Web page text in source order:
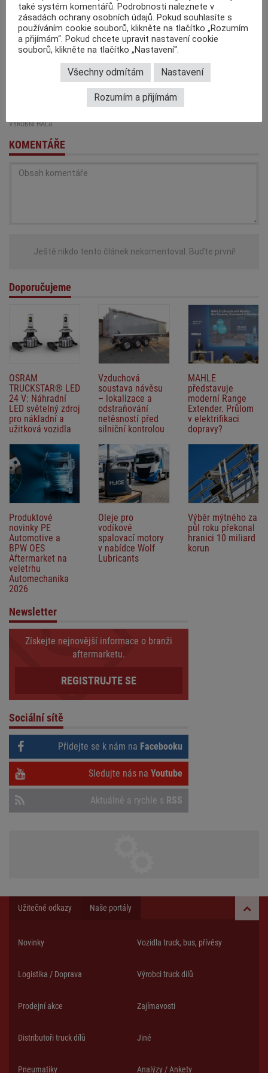
Author:MaK
Journalist at TruckFocus.cz
Recently added: Co zkontrolovat před koupí a…
ZDROJ: Tisková zpráva AGC Automotive Czech
VÝROBNÍ HALA
KOMENTÁŘE
EU neodpovídá za informace zveřejněné v komentářích, snaží se však
Ještě nikdo tento článek nekomentoval. Buďte první!
Doporučujeme
OSRAM
TRUCKSTAR® LED
24 V: Náhradní
LED světelný zdroj
pro nákladní a
užitková vozidla
Vzduchová
soustava návěsu
– lokalizace a
odstraňování
netěsností před
silniční kontrolou
MAHLE
představuje
moderní Range
Extender. Průlom
v elektrifikaci
dopravy?
Produktové
novinky PE
Automotive a
BPW OES
Aftermarket na
veletrhu
Automechanika
2026
Oleje pro
vodíkové
spalovací motory
v nabídce Wolf
Lubricants
Výběr mýtného za
půl roku překonal
hranici 10 miliard
korun
Newsletter
Získejte nejnovější informace o branži
aftermarketu.
REGISTRUJTE SE
Sociální sítě
Přidejte se k nám na Facebooku
Sledujte nás na Youtube
Aktuálně a rychle s RSS
Užitečné odkazy Naše portály
Novinky Vozidla truck, bus, přívěsy
Logistika / Doprava Výrobci truck dílů
Prodejní akce Zajímavosti
Distributoři truck dílů Jiné
Pneumatiky Analýzy / Ankety
také systém komentářů. Podrobnosti naleznete v
zásadách ochrany osobních údajů. Pokud souhlasíte s
používáním cookie souborů, klikněte na tlačítko „Rozumím
a přijímám“. Pokud chcete upravit nastavení cookie
souborů, klikněte na tlačítko „Nastavení“.
Všechny odmítám Nastavení
Rozumím a přijímám